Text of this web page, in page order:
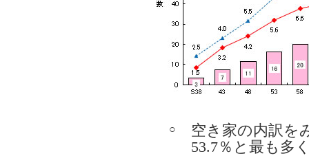
○
空き家の内訳を
53.7％と最も多